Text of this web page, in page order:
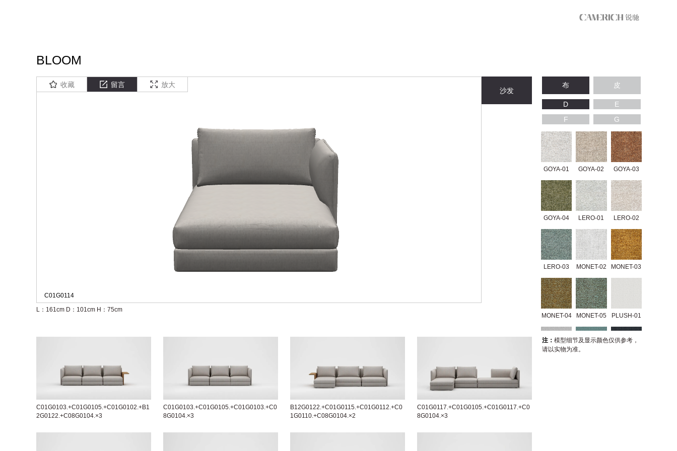
BLOOM
收藏 留言 放大
C01G0114
L：161cm D：101cm H：75cm
沙发
布 皮
D
E
F
G
GOYA-01 GOYA-02 GOYA-03
GOYA-04 LERO-01 LERO-02
LERO-03 MONET-02 MONET-03
MONET-04 MONET-05 PLUSH-01
C01G0103.+C01G0105.+C01G0102.+B1
2G0122.+C08G0104.×3
C01G0103.+C01G0105.+C01G0103.+C0
8G0104.×3
B12G0122.+C01G0115.+C01G0112.+C0
1G0110.+C08G0104.×2
C01G0117.+C01G0105.+C01G0117.+C0
8G0104.×3
注： 模型细节及显示颜色仅供参考，
请以实物为准。